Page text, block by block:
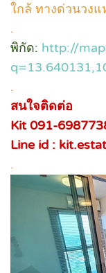
ใกล้ ทางด่วนวง
.
พิกัด: http://
.
สนใจติดต่อ
Kit 091-
Line id :
.